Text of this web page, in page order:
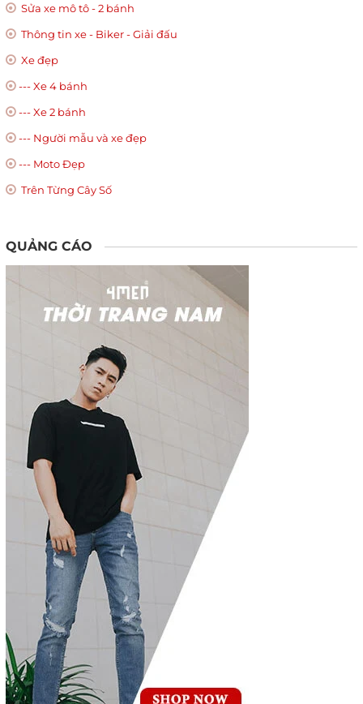
Sửa xe mô tô - 2 bánh
Thông tin xe - Biker - Giải đấu
Xe đẹp
--- Xe 4 bánh
--- Xe 2 bánh
--- Người mẫu và xe đẹp
--- Moto Đẹp
Trên Từng Cây Số
QUẢNG CÁO